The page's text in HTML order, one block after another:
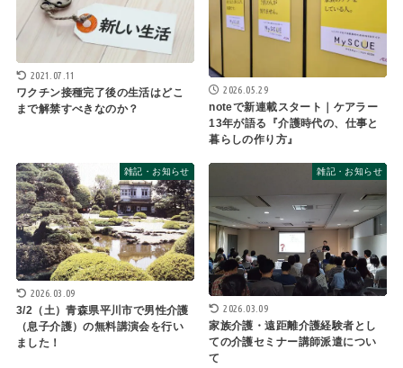
2021.07.11
ワクチン接種完了後の生活はどこ
まで解禁すべきなのか？
2026.05.29
noteで新連載スタート｜ケアラー
13年が語る『介護時代の、仕事と
暮らしの作り方』
雑記・お知らせ
2026.03.09
3/2（土）青森県平川市で男性介護
（息子介護）の無料講演会を行い
ました！
雑記・お知らせ
2026.03.09
家族介護・遠距離介護経験者とし
ての介護セミナー講師派遣につい
て